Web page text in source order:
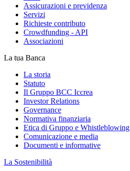
Assicurazioni e previdenza
Servizi
Richieste contributo
Crowdfunding - API
Associazioni
La tua Banca
La storia
Statuto
Il Gruppo BCC Iccrea
Investor Relations
Governance
Normativa finanziaria
Etica di Gruppo e Whistleblowing
Comunicazione e media
Documenti e informative
La Sostenibilità